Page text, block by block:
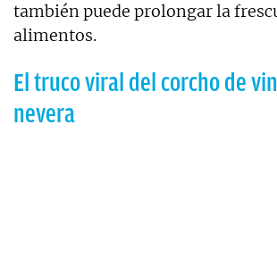
también puede prolongar la
alimentos.
El truco viral del corcho de
nevera